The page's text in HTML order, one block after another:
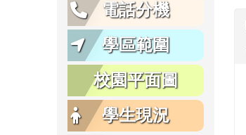
電話分機
學區範圍
校園平面圖
學生現況